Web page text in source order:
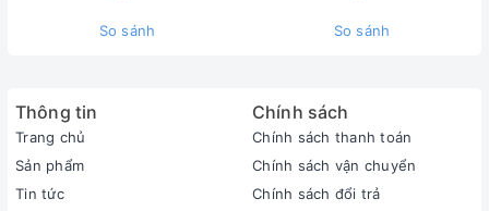
Khay nướng phủ lớp chống dính cao cấp
-Hệ thống kiểm soát nhiệt độ an toàn
-Có đèn báo hiệu khi nướng xong
So sánh So sánh
Thông tin
Trang chủ
Sản phẩm
Tin tức
Chính sách
Chính sách thanh toán
Chính sách vận chuyển
Chính sách đổi trả